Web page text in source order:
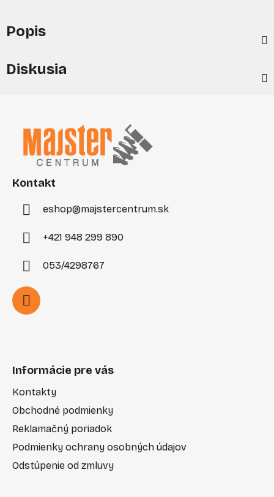
Popis
Diskusia
Kontakt
eshop@majstercentrum.sk
+421 948 299 890
053/4298767
Informácie pre vás
Kontakty
Obchodné podmienky
Reklamačný poriadok
Podmienky ochrany osobných údajov
Odstúpenie od zmluvy